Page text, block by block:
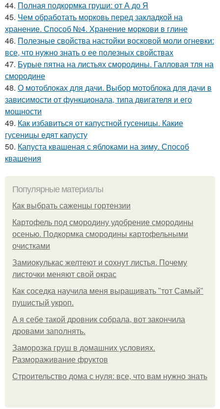
44. Полная подкормка груши: от А до Я
45. Чем обработать морковь перед закладкой на
хранение. Способ №4. Хранение моркови в глине
46. Полезные свойства настойки восковой моли огневки:
все, что нужно знать о ее полезных свойствах
47. Бурые пятна на листьях смородины. Галловая тля на
смородине
48. О мотоблоках для дачи. Выбор мотоблока для дачи в
зависимости от функционала, типа двигателя и его
мощности
49. Как избавиться от капустной гусеницы. Какие
гусеницы едят капусту
50. Капуста квашеная с яблоками на зиму. Способ
квашения
Популярные материалы
Как выбрать саженцы гортензии
Картофель под смородину удобрение смородины
осенью. Подкормка смородины картофельными
очистками
Замиокулькас желтеют и сохнут листья. Почему
листочки меняют свой окрас
Как соседка научила меня выращивать "тот Самый"
пушистый укроп.
А я себе такой дровник собрала, вот закончила
дровами заполнять.
Заморозка груш в домашних условиях.
Размораживание фруктов
Строительство дома с нуля: все, что вам нужно знать